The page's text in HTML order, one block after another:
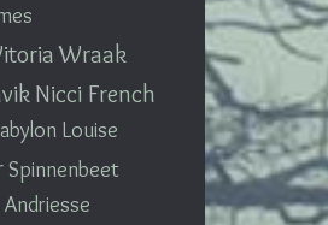
Wraak
Nicci French
Louise
Spinnenbeet
Andriesse